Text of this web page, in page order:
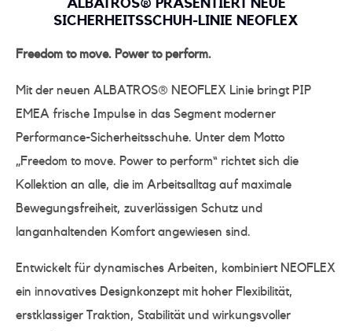
ALBATROS® PRÄSENTIERT NEUE
SICHERHEITSSCHUH-LINIE NEOFLEX
Freedom to move. Power to perform.
Mit der neuen ALBATROS® NEOFLEX Linie bringt PIP
EMEA frische Impulse in das Segment moderner
Performance-Sicherheitsschuhe. Unter dem Motto
„Freedom to move. Power to perform“ richtet sich die
Kollektion an alle, die im Arbeitsalltag auf maximale
Bewegungsfreiheit, zuverlässigen Schutz und
langanhaltenden Komfort angewiesen sind.
Entwickelt für dynamisches Arbeiten, kombiniert NEOFLEX
ein innovatives Designkonzept mit hoher Flexibilität,
erstklassiger Traktion, Stabilität und wirkungsvoller